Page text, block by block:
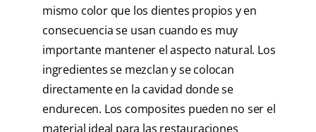
mismo color que los dientes propios y en
consecuencia se usan cuando es muy
importante mantener el aspecto natural. Los
ingredientes se mezclan y se colocan
directamente en la cavidad donde se
endurecen. Los composites pueden no ser el
material ideal para las restauraciones